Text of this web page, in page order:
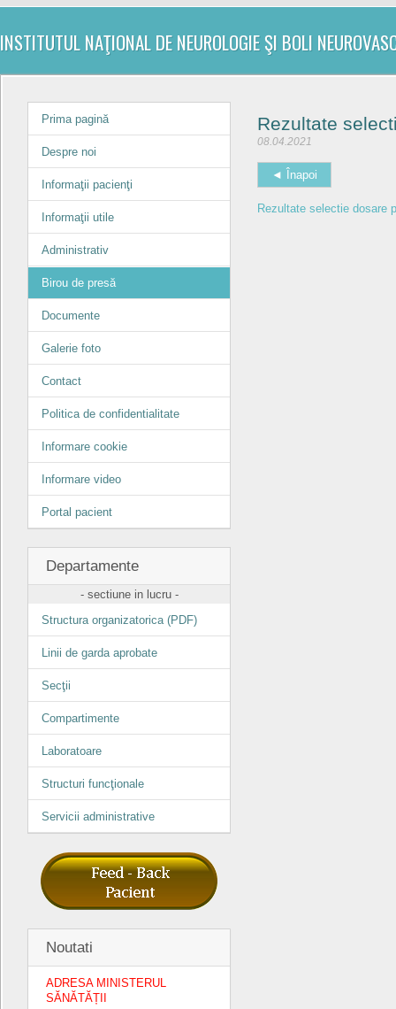
INSTITUTUL NAŢIONAL DE NEUROLOGIE ŞI BOLI
Prima pagină
Despre noi
Informaţii pacienţi
Informaţii utile
Administrativ
Birou de presă
Documente
Galerie foto
Contact
Politica de confidentialitate
Informare cookie
Informare video
Portal pacient
Departamente
- sectiune in lucru -
Structura organizatorica (PDF)
Linii de garda aprobate
Secţii
Compartimente
Laboratoare
Structuri funcţionale
Servicii administrative
Noutati
ADRESA MINISTERUL
SĂNĂTĂȚII
Rezultate
08.04.2021
◄ Înapoi
Rezultate selectie dosare